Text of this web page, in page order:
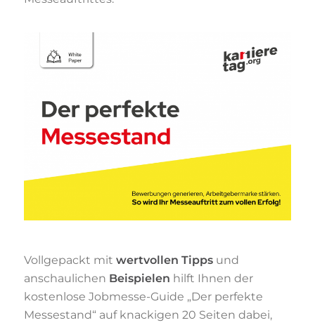
Vollgepackt mit wertvollen Tippsund
anschaulichen Beispielen hilft Ihnen der
kostenlose Jobmesse-Guide „Der perfekte
Messestand“ auf knackigen 20 Seiten dabei,